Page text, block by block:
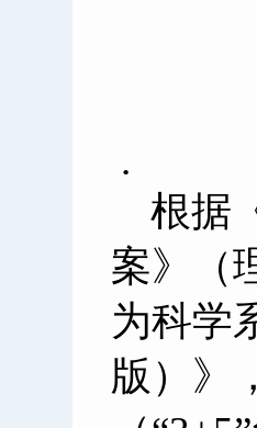
.
根据
案》（
为科学
版）》